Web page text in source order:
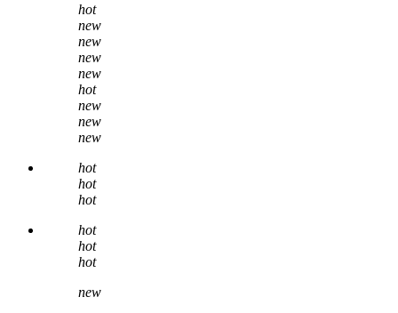
hot
new
new
new
new
hot
new
new
new
hot
hot
hot
hot
hot
hot
new